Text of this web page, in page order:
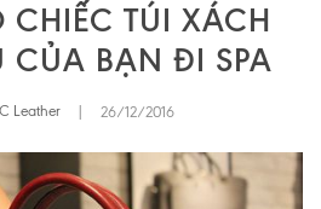
CHIẾC TÚI XÁCH
CỦA BẠN ĐI SPA
Leather 26/12/2016